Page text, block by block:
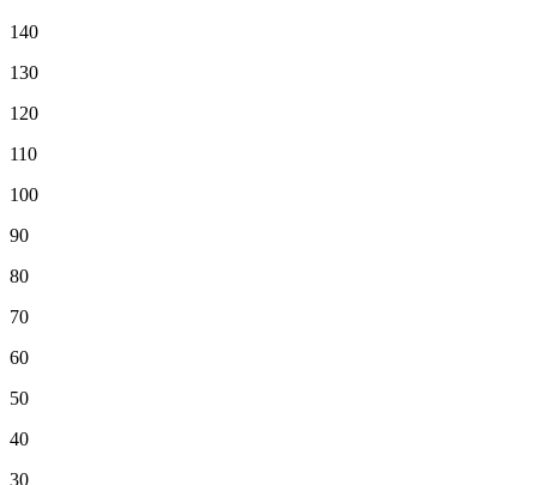
140
130
120
110
100
90
80
70
60
50
40
30